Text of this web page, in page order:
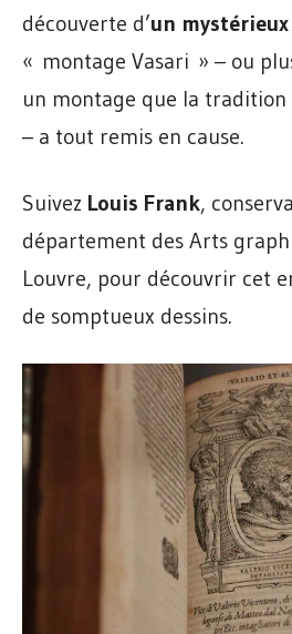
découverte d’un
« montage Vasari » – ou
un montage que la
– a tout remis en cause.
Suivez Louis Frank,
département des Arts
Louvre, pour découvrir cet
de somptueux dessins.